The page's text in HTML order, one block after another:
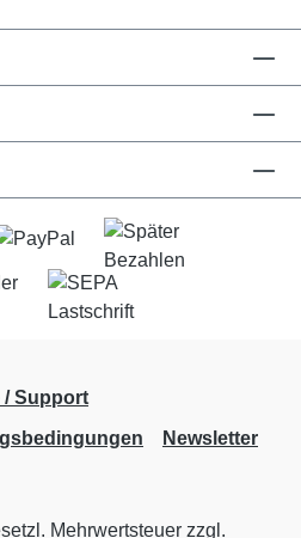
/ Support
Newsletter
Mehrwertsteuer zzgl.